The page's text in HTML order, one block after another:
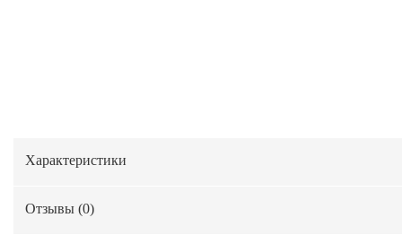
Характеристики
Отзывы (0)